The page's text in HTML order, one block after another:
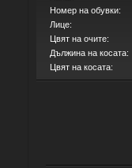
Номер на обувки:
Лице:
Цвят на очите:
Дължина на косата:
Цвят на косата: